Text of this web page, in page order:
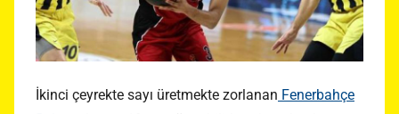
İkinci çeyrekte sayı üretmekte zorlanan Fenerbahçe